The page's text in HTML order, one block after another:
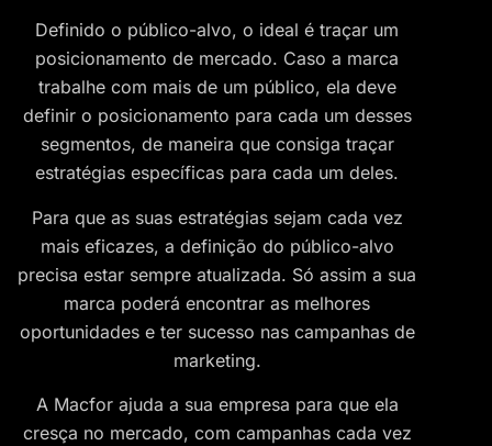
Definido o público-alvo, o ideal é traçar um
posicionamento de mercado. Caso a marca
trabalhe com mais de um público, ela deve
definir o posicionamento para cada um desses
segmentos, de maneira que consiga traçar
estratégias específicas para cada um deles.
Para que as suas estratégias sejam cada vez
mais eficazes, a definição do público-alvo
precisa estar sempre atualizada. Só assim a sua
marca poderá encontrar as melhores
oportunidades e ter sucesso nas campanhas de
marketing.
A Macfor ajuda a sua empresa para que ela
cresça no mercado, com campanhas cada vez